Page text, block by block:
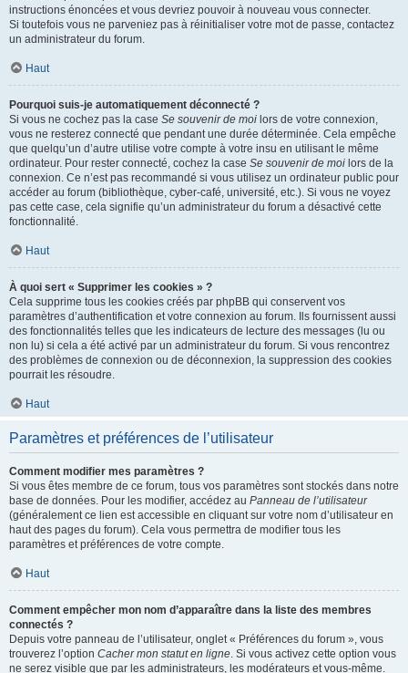
instructions énoncées et vous devriez pouvoir à nouveau vous connecter.
Si toutefois vous ne parveniez pas à réinitialiser votre mot de passe, contactez
un administrateur du forum.
Haut
Pourquoi suis-je automatiquement déconnecté ?
Si vous ne cochez pas la case Se souvenir de moi lors de votre connexion,
vous ne resterez connecté que pendant une durée déterminée. Cela empêche
que quelqu’un d’autre utilise votre compte à votre insu en utilisant le même
ordinateur. Pour rester connecté, cochez la case Se souvenir de moi lors de la
connexion. Ce n’est pas recommandé si vous utilisez un ordinateur public pour
accéder au forum (bibliothèque, cyber-café, université, etc.). Si vous ne voyez
pas cette case, cela signifie qu’un administrateur du forum a désactivé cette
fonctionnalité.
Haut
À quoi sert « Supprimer les cookies » ?
Cela supprime tous les cookies créés par phpBB qui conservent vos
paramètres d’authentification et votre connexion au forum. Ils fournissent aussi
des fonctionnalités telles que les indicateurs de lecture des messages (lu ou
non lu) si cela a été activé par un administrateur du forum. Si vous rencontrez
des problèmes de connexion ou de déconnexion, la suppression des cookies
pourrait les résoudre.
Haut
Paramètres et préférences de l’utilisateur
Comment modifier mes paramètres ?
Si vous êtes membre de ce forum, tous vos paramètres sont stockés dans notre
base de données. Pour les modifier, accédez au Panneau de l’utilisateur
(généralement ce lien est accessible en cliquant sur votre nom d’utilisateur en
haut des pages du forum). Cela vous permettra de modifier tous les
paramètres et préférences de votre compte.
Haut
Comment empêcher mon nom d’apparaître dans la liste des membres
connectés ?
Depuis votre panneau de l’utilisateur, onglet « Préférences du forum », vous
trouverez l’option Cacher mon statut en ligne. Si vous activez cette option vous
ne serez visible que par les administrateurs, les modérateurs et vous-même.